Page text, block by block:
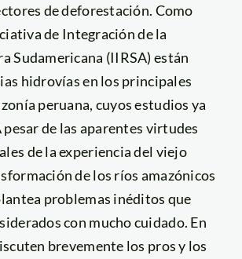
de deforestación. Como
de Integración de la
Sudamericana (IIRSA) están
hidrovías en los principales
peruana, cuyos estudios ya
de las aparentes virtudes
de la experiencia del viejo
de los ríos amazónicos
problemas inéditos que
con mucho cuidado. En
brevemente los pros y los